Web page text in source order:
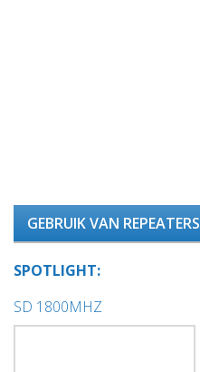
GEBRUIK VAN REPEATERS
SPOTLIGHT:
SD 1800MHZ